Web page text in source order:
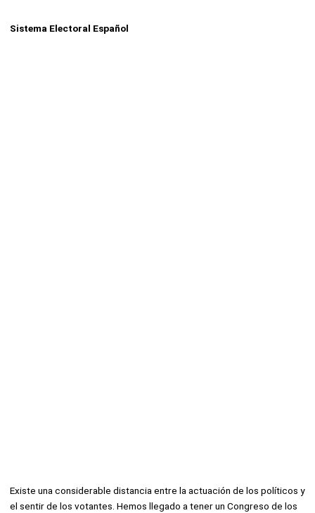
Sistema Electoral Español
Existe una considerable distancia entre la actuación de los políticos y
el sentir de los votantes. Hemos llegado a tener un Congreso de los